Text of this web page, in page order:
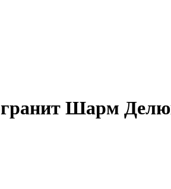
Шарм